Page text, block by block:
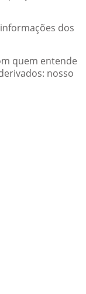
dos
quem entende
nosso